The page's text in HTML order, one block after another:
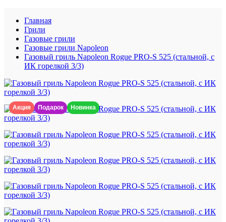
Главная
Грили
Газовые грили
Газовые грили Napoleon
Газовый гриль Napoleon Rogue PRO-S 525 (стальной, с
ИК горелкой 3/3)
Акция Подарок Новинка